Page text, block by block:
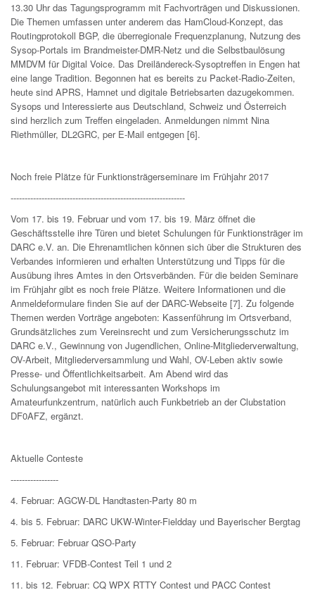
13.30 Uhr das Tagungsprogramm mit Fachvorträgen und Diskussionen.
Die Themen umfassen unter anderem das HamCloud-Konzept, das
Routingprotokoll BGP, die überregionale Frequenzplanung, Nutzung des
Sysop-Portals im Brandmeister-DMR-Netz und die Selbstbaulösung
MMDVM für Digital Voice. Das Dreiländereck-Sysoptreffen in Engen hat
eine lange Tradition. Begonnen hat es bereits zu Packet-Radio-Zeiten,
heute sind APRS, Hamnet und digitale Betriebsarten dazugekommen.
Sysops und Interessierte aus Deutschland, Schweiz und Österreich
sind herzlich zum Treffen eingeladen. Anmeldungen nimmt Nina
Riethmüller, DL2GRC, per E-Mail entgegen [6].
Noch freie Plätze für Funktionsträgerseminare im Frühjahr 2017
--------------------------------------------------------------
Vom 17. bis 19. Februar und vom 17. bis 19. März öffnet die
Geschäftsstelle ihre Türen und bietet Schulungen für Funktionsträger im
DARC e.V. an. Die Ehrenamtlichen können sich über die Strukturen des
Verbandes informieren und erhalten Unterstützung und Tipps für die
Ausübung ihres Amtes in den Ortsverbänden. Für die beiden Seminare
im Frühjahr gibt es noch freie Plätze. Weitere Informationen und die
Anmeldeformulare finden Sie auf der DARC-Webseite [7]. Zu folgende
Themen werden Vorträge angeboten: Kassenführung im Ortsverband,
Grundsätzliches zum Vereinsrecht und zum Versicherungsschutz im
DARC e.V., Gewinnung von Jugendlichen, Online-Mitgliederverwaltung,
OV-Arbeit, Mitgliederversammlung und Wahl, OV-Leben aktiv sowie
Presse- und Öffentlichkeitsarbeit. Am Abend wird das
Schulungsangebot mit interessanten Workshops im
Amateurfunkzentrum, natürlich auch Funkbetrieb an der Clubstation
DF0AFZ, ergänzt.
Aktuelle Conteste
-----------------
4. Februar: AGCW-DL Handtasten-Party 80 m
4. bis 5. Februar: DARC UKW-Winter-Fieldday und Bayerischer Bergtag
5. Februar: Februar QSO-Party
11. Februar: VFDB-Contest Teil 1 und 2
11. bis 12. Februar: CQ WPX RTTY Contest und PACC Contest